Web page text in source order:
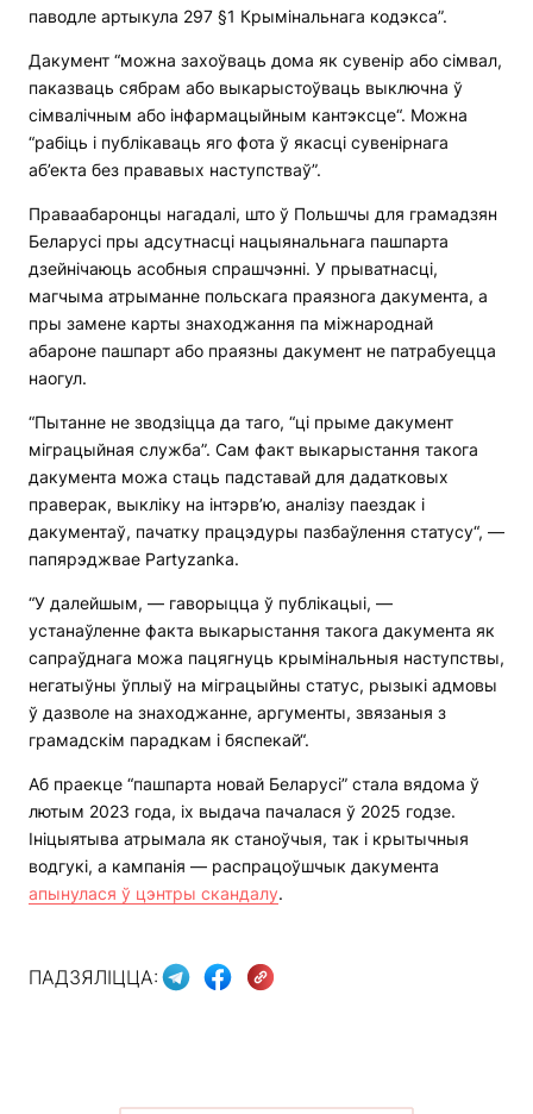
паводле артыкула 297 §1 Крымінальнага кодэкса”.
Дакумент “можна захоўваць дома як сувенір або сімвал,
паказваць сябрам або выкарыстоўваць выключна ў
сімвалічным або інфармацыйным кантэксце“. Можна
“рабіць і публікаваць яго фота ў якасці сувенірнага
аб’екта без прававых наступстваў”.
Праваабаронцы нагадалі, што ў Польшчы для грамадзян
Беларусі пры адсутнасці нацыянальнага пашпарта
дзейнічаюць асобныя спрашчэнні. У прыватнасці,
магчыма атрыманне польскага праязнога дакумента, а
пры замене карты знаходжання па міжнароднай
абароне пашпарт або праязны дакумент не патрабуецца
наогул.
“Пытанне не зводзіцца да таго, “ці прыме дакумент
міграцыйная служба”. Сам факт выкарыстання такога
дакумента можа стаць падставай для дадатковых
праверак, выкліку на інтэрв’ю, аналізу паездак і
дакументаў, пачатку працэдуры пазбаўлення статусу“, —
папярэджвае Partyzanka.
“У далейшым, — гаворыцца ў публікацыі, —
устанаўленне факта выкарыстання такога дакумента як
сапраўднага можа пацягнуць крымінальныя наступствы,
негатыўны ўплыў на міграцыйны статус, рызыкі адмовы
ў дазволе на знаходжанне, аргументы, звязаныя з
грамадскім парадкам і бяспекай“.
Аб праекце “пашпарта новай Беларусі” стала вядома ў
лютым 2023 года, іх выдача пачалася ў 2025 годзе.
Ініцыятыва атрымала як станоўчыя, так і крытычныя
водгукі, а кампанія — распрацоўшчык дакумента
апынулася ў цэнтры скандалу.
ПАДЗЯЛІЦЦА: